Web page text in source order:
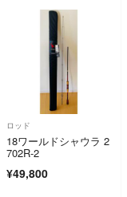
ロッド
18ワールドシャウラ 2
702R-2
¥49,800